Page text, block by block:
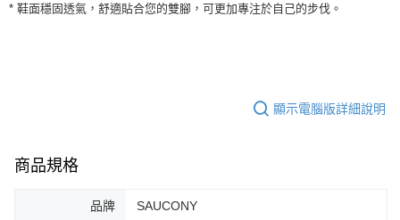
２．訂單成立數日內，您將收到繳費通知簡訊。
※ 交易是否成功請以「AFTEE先享後付 」之結帳頁面顯示為準，若有關於
【注意事項】
易，需依本服務之必要範圍內提供個人資料，並將交易相關給付款項請求債
每筆NT$60，滿NT$1,500(含以上)免運費
宅配
* 鞋面穩固透氣，舒適貼合您的雙腳，可更加專注於自己的步伐。
顯示電腦版詳細說明
商品規格
品牌 SAUCONY